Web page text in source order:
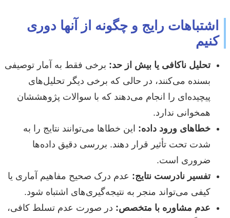
اشتباهات رایج و چگونه از آنها دوری
کنیم
تحلیل ناکافی یا بیش از حد: برخی فقط به آمار توصیفی
بسنده می‌کنند، در حالی که برخی دیگر تحلیل‌های
پیچیده‌ای را انجام می‌دهند که با سوالات پژوهششان
همخوانی ندارد.
خطاهای ورود داده: این خطاها می‌توانند نتایج را به
شدت تحت تأثیر قرار دهند. بررسی دقیق داده‌ها
ضروری است.
تفسیر نادرست نتایج: عدم درک صحیح مفاهیم آماری یا
کیفی می‌تواند منجر به نتیجه‌گیری‌های اشتباه شود.
عدم مشاوره با متخصص: در صورت عدم تسلط کافی،